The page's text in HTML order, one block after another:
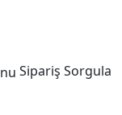
Sipariş Sorgula